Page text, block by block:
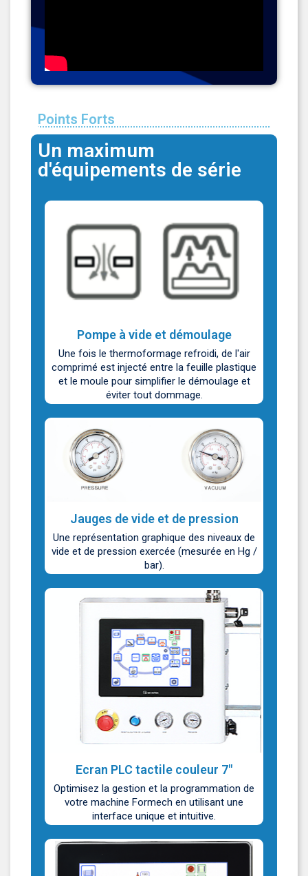
Points Forts
Un maximum
d'équipements de série
Pompe à vide et démoulage
Une fois le thermoformage refroidi, de l'air
comprimé est injecté entre la feuille plastique
et le moule pour simplifier le démoulage et
éviter tout dommage.
Jauges de vide et de pression
Une représentation graphique des niveaux de
vide et de pression exercée (mesurée en Hg /
bar).
Ecran PLC tactile couleur 7"
Optimisez la gestion et la programmation de
votre machine Formech en utilisant une
interface unique et intuitive.